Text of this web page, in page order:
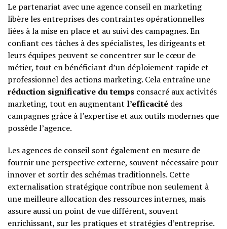
Le partenariat avec une agence conseil en marketing
libère les entreprises des contraintes opérationnelles
liées à la mise en place et au suivi des campagnes. En
confiant ces tâches à des spécialistes, les dirigeants et
leurs équipes peuvent se concentrer sur le cœur de
métier, tout en bénéficiant d’un déploiement rapide et
professionnel des actions marketing. Cela entraîne une
réduction significative du temps consacré aux activités
marketing, tout en augmentant l’efficacité des
campagnes grâce à l’expertise et aux outils modernes que
possède l’agence.
Les agences de conseil sont également en mesure de
fournir une perspective externe, souvent nécessaire pour
innover et sortir des schémas traditionnels. Cette
externalisation stratégique contribue non seulement à
une meilleure allocation des ressources internes, mais
assure aussi un point de vue différent, souvent
enrichissant, sur les pratiques et stratégies d’entreprise.